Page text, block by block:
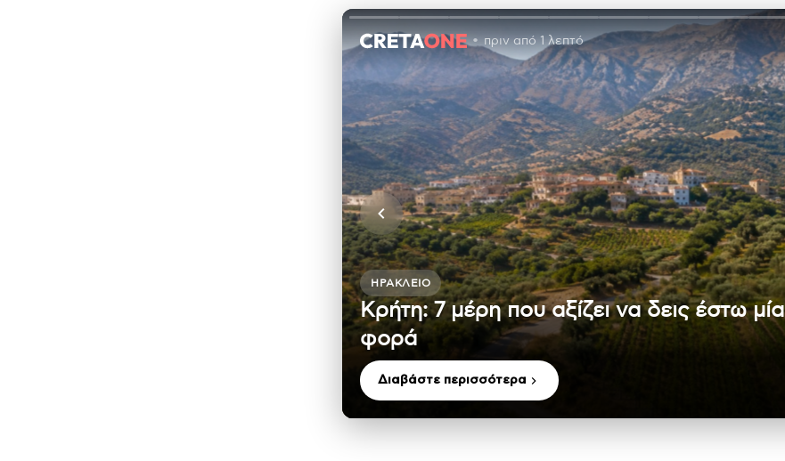
πριν από 1 λεπτό
ΗΡΆΚΛΕΙΟ
Κρήτη: 7 μέρη που αξίζει να δεις έστω μία
φορά
Διαβάστε περισσότερα